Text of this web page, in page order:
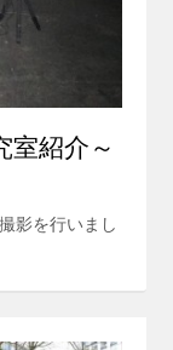
紹介～
影を行いまし